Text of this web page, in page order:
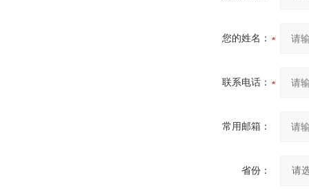
您的姓名：
联系电话：
常用邮箱：
省份：